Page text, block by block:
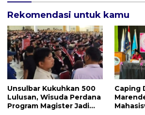
Rekomendasi untuk kamu
Unsulbar Kukuhkan 500
Lulusan, Wisuda Perdana
Program Magister Jadi
Caping